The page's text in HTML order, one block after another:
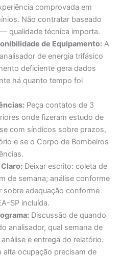
comprovada em
Não contratar baseado
qualidade técnica importa.
de Equipamento: A
de energia trifásico
deficiente gera dados
há quanto tempo foi
Peça contatos de 3
onde fizeram estudo de
com síndicos sobre prazos,
e se o Corpo de Bombeiros
Deixar escrito: coleta de
de semana; análise conforme
sobre adequação conforme
SP incluída.
Discussão de quando
analisador, qual semana de
e entrega do relatório.
ocupação precisam de